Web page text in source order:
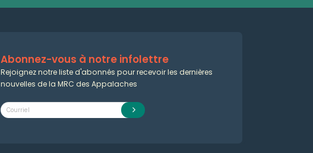
Abonnez-vous à notre infolettre
Rejoignez notre liste d'abonnés pour recevoir les dernières
nouvelles de la MRC des Appalaches